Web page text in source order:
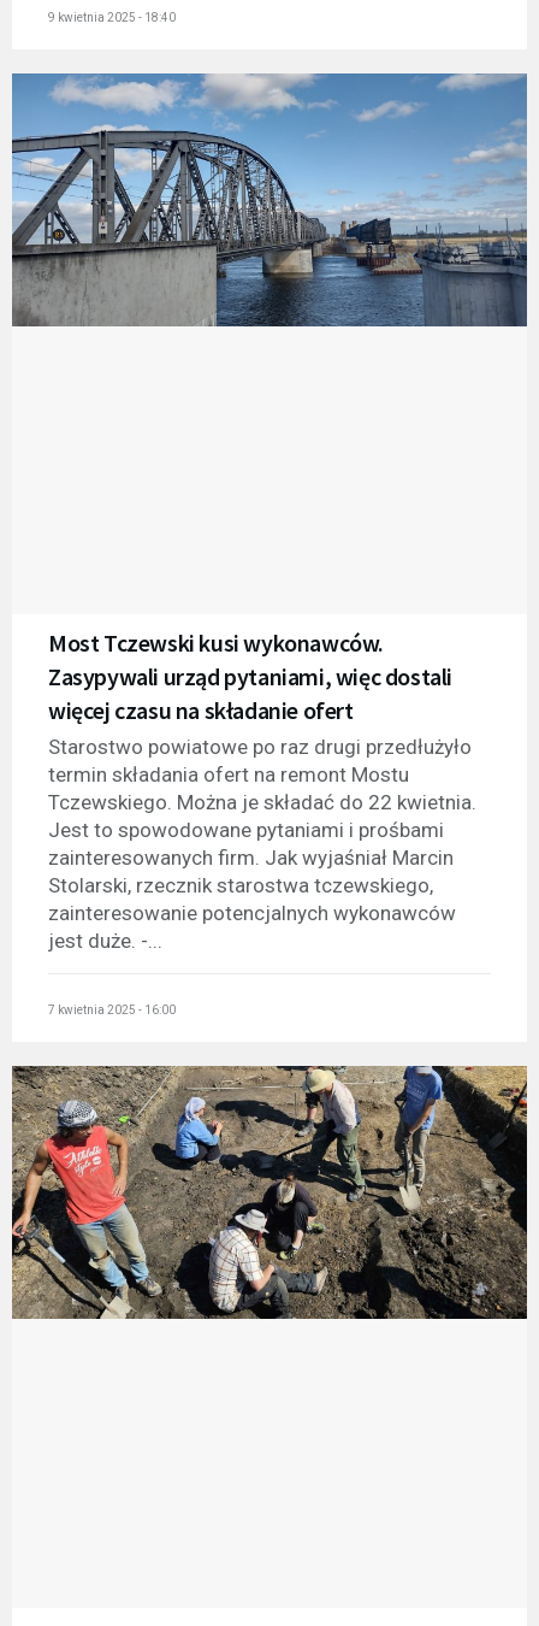
9 kwietnia 2025 - 18:40
Most Tczewski kusi wykonawców.
Zasypywali urząd pytaniami, więc dostali
więcej czasu na składanie ofert
Starostwo powiatowe po raz drugi przedłużyło
termin składania ofert na remont Mostu
Tczewskiego. Można je składać do 22 kwietnia.
Jest to spowodowane pytaniami i prośbami
zainteresowanych firm. Jak wyjaśniał Marcin
Stolarski, rzecznik starostwa tczewskiego,
zainteresowanie potencjalnych wykonawców
jest duże. -...
7 kwietnia 2025 - 16:00